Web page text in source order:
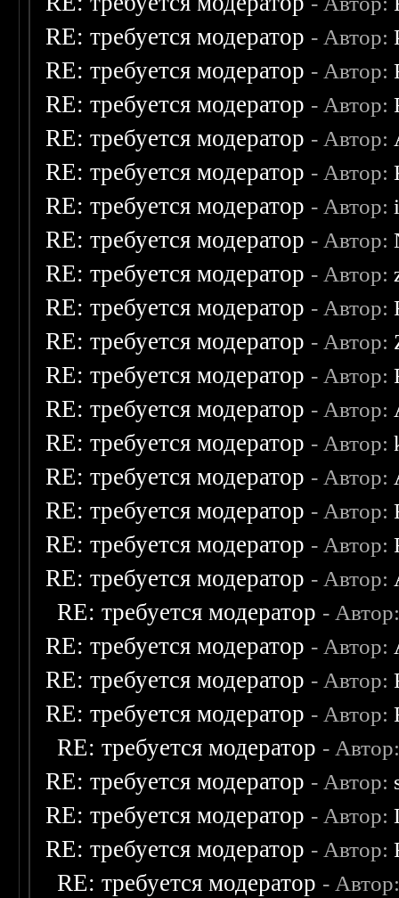
RE: требуется модератор - Автор:
RE: требуется модератор - Автор:
RE: требуется модератор - Автор:
RE: требуется модератор - Автор:
RE: требуется модератор - Автор:
RE: требуется модератор - Автор:
RE: требуется модератор - Автор:
RE: требуется модератор - Автор:
RE: требуется модератор - Автор:
RE: требуется модератор - Автор:
RE: требуется модератор - Автор:
RE: требуется модератор - Автор:
RE: требуется модератор - Автор:
RE: требуется модератор - Автор:
RE: требуется модератор - Автор:
RE: требуется модератор - Автор:
RE: требуется модератор - Автор:
RE: требуется модератор -
RE: требуется модератор - Автор:
RE: требуется модератор - Автор:
RE: требуется модератор - Автор:
RE: требуется модератор -
RE: требуется модератор - Автор:
RE: требуется модератор - Автор:
RE: требуется модератор - Автор:
RE: требуется модератор -